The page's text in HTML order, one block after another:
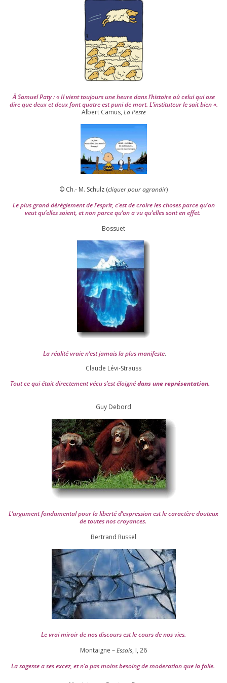
À Samuel Paty : « Il vient tou­jours une heure dans l’his­toire où celui qui ose
dire que deux et deux font quatre est puni de mort. L’instituteur le sait bien ».
Albert Camus, La Peste
© Ch.- M. Schulz (cli­quer pour agran­dir)
Le plus grand dérè­gle­ment de l’es­prit, c’est de croire les choses parce qu’on
veut qu’elles soient, et non parce qu’on a vu qu’elles sont en effet.
Bossuet
La réa­lité vraie n’est jamais la plus mani­feste.
Claude Lévi-Strauss
Tout ce qui était direc­te­ment vécu s’est éloi­gnédans une repré­sen­ta­tion.
Guy Debord
L’argument fon­da­men­tal pour la liber­té d’expression est le carac­tère dou­teux
de toutes nos croyances.
Ber­trand Russel
Le vrai miroir de nos dis­cours est le cours de nos vies.
Montaigne –Essais, I, 26
La sagesse a ses excez, et n’a pas moins besoing de mode­ra­tion que la folie.